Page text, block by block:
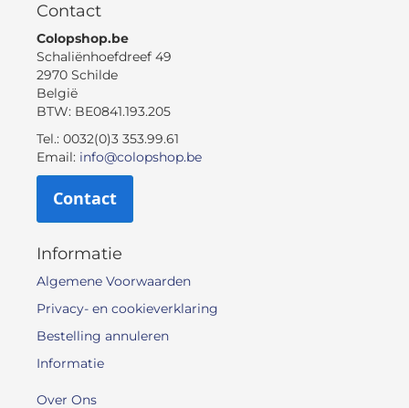
Contact
Colopshop.be
Schaliënhoefdreef 49
2970 Schilde
België
BTW: BE0841.193.205
Tel.: 0032(0)3 353.99.61
Email: info@colopshop.be
Contact
Informatie
Algemene Voorwaarden
Privacy- en cookieverklaring
Bestelling annuleren
Informatie
Over Ons